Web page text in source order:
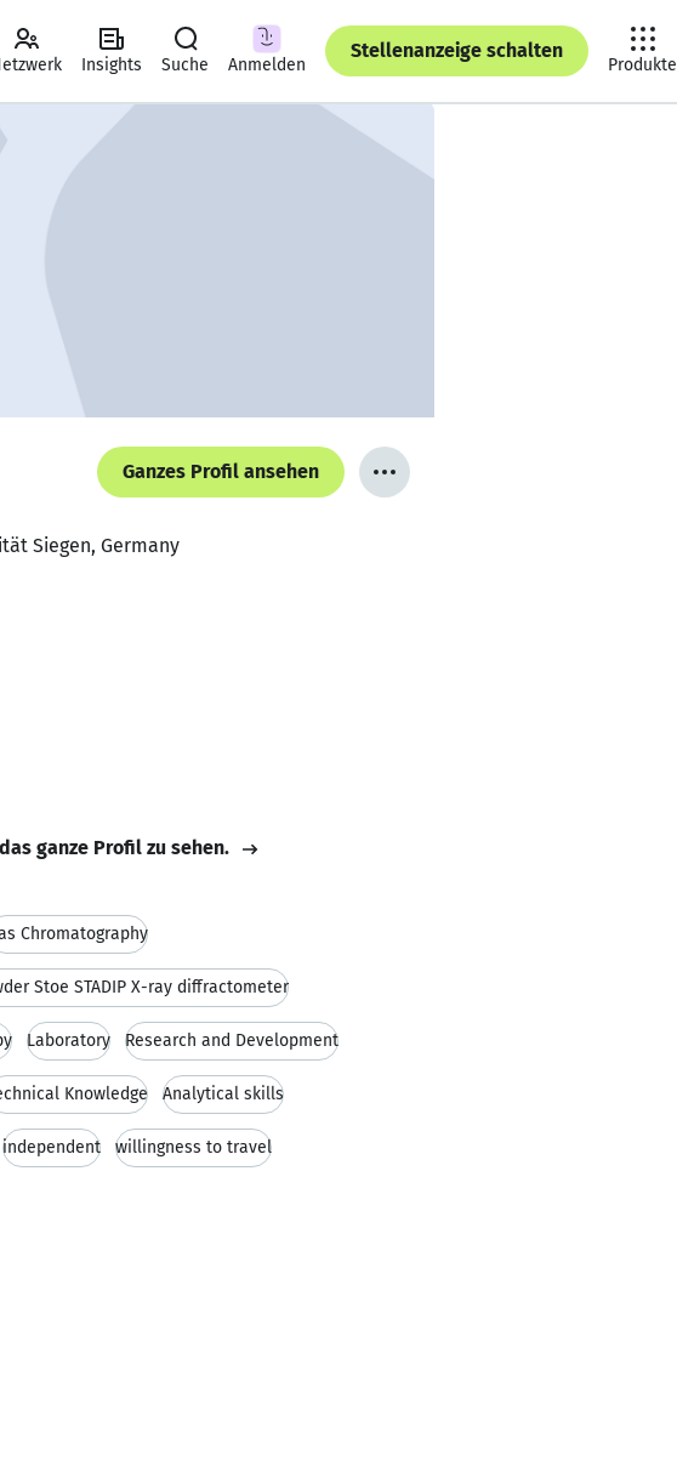
Insights Suche Anmelden
Stellenanzeige schalten
Produkte
Ganzes Profil ansehen
Siegen, Germany
ganze Profil zu sehen.
Chromatography
Stoe STADIP X-ray diffractometer
Laboratory Research and Development
Knowledge Analytical skills
independent willingness to travel